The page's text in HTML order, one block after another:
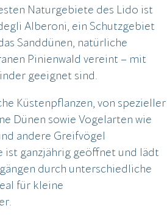
Naturgebiete des Lido ist
Alberoni, ein Schutzgebiet
Sanddünen, natürliche
Pinienwald vereint – mit
geeignet sind.
Küstenpflanzen, von spezieller
Dünen sowie Vogelarten wie
andere Greifvögel
ist ganzjährig geöffnet und lädt
durch unterschiedliche
für kleine